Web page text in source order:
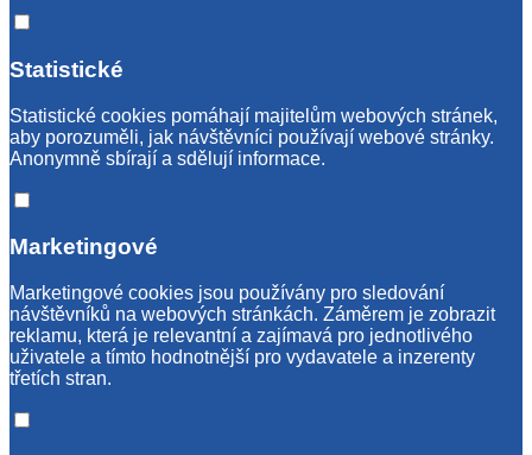
Statistické
Statistické cookies pomáhají majitelům webových stránek,
aby porozuměli, jak návštěvníci používají webové stránky.
Anonymně sbírají a sdělují informace.
Marketingové
Marketingové cookies jsou používány pro sledování
návštěvníků na webových stránkách. Záměrem je zobrazit
reklamu, která je relevantní a zajímavá pro jednotlivého
uživatele a tímto hodnotnější pro vydavatele a inzerenty
třetích stran.